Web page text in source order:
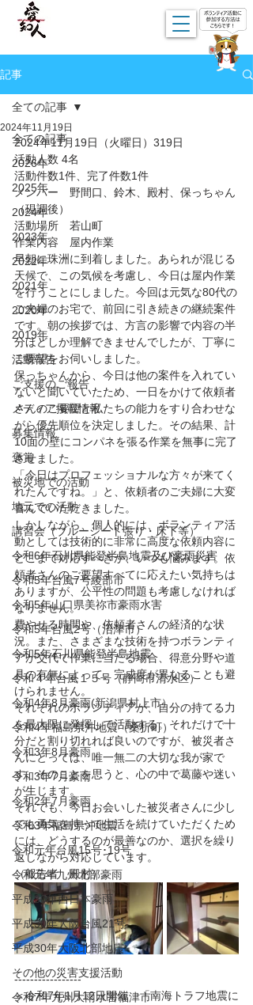
記事
全ての記事
2026年
2025年
2024年
2023年
2022年
2021年
2020年
2019年
活動報告
ご支援のご報告
メディア掲載情報
募集情報
褒賞
被災地での活動
地元での活動
講習会（ブルーシート張り・床下等）
令和6年石川県能登半島地震及び豪雨災害
令和5年台風7号綾部市
令和5年山口県美祢市豪雨水害
令和5年台風2号（沼津市）
令和5年石川県能登半島地震
令和４年台風１５号（静岡市清水区）
令和4年8月豪雨(新潟県村上市）
令和4年福島県沖地震（桑折町）
令和3年8月豪雨
令和3年7月豪雨
令和2年7月豪雨
令和3年福島県沖地震
令和元年台風15号･19号
令和元年九州北部豪雨
平成30年西日本豪雨
平成30年大阪台風21号
平成30年大阪北部地震
その他の災害支援活動
令和7年九州大雨水害福津市
全ての記事
2024年11月19日
2024年11月19日（火曜日）319日
活動人数 4名
活動件数1件、完了件数1件
メンバー　野間口、鈴木、殿村、保っちゃん
（現調後）
活動場所　若山町
作業内容　屋内作業
早朝に珠洲に到着しました。あられが混じる
天候で、この気候を考慮し、今日は屋内作業
を行うことにしました。今回は元気な80代の
ご夫婦のお宅で、前回に引き続きの継続案件
です。朝の挨拶では、方言の影響で内容の半
分ほどしか理解できませんでしたが、丁寧に
ご要望をお伺いしました。
保っちゃんから、今日は他の案件を入れてい
ないと聞いていたため、一日をかけて依頼者
さんのご要望と私たちの能力をすり合わせな
がら優先順位を決定しました。その結果、計
10面の壁にコンパネを張る作業を無事に完了
させました。
「今日はプロフェッショナルな方々が来てく
れたんですね。」と、依頼者のご夫婦に大変
喜んでいただきました。
しかしながら、個人的には、ボランティア活
動としては技術的に非常に高度な依頼内容に
どこまで対応すべきか、いつも悩みます。依
頼者さんのご要望すべてに応えたい気持ちは
ありますが、公平性の問題も考慮しなければ
なりません。
費やせる時間や、依頼者さんの経済的な状
況。また、さまざまな技術を持つボランティ
アが交代で作業に当たる場合、得意分野や道
具の有無によって、完成度が異なることも避
けられません。
それぞれのボランティアが、自分の持てる力
を最大限に発揮して活動する。それだけで十
分だと割り切れれば良いのですが、被災者さ
んにとっては、唯一無二の大切な我が家で
す。そのことを思うと、心の中で葛藤や迷い
が生じます。
それでも、今日お会いした被災者さんに少し
でも勇気を持って生活を続けていただくため
には、どうするのが最善なのか、選択を繰り
返しながら対応しています。
（報告者　殿村）
-----------------
＜令和7年1月12日開催　「南海トラフ地震に